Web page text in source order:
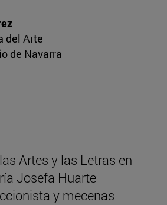
del Arte
de Navarra
Artes y las Letras en
Josefa Huarte
y mecenas